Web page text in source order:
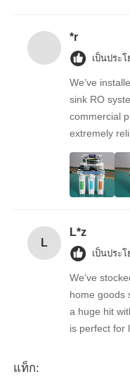
ตัวยึด RO*r
เป็นประ
We’ve
sink RO
commercial
extremely
the filters
quality
work with —
consistent.
happier with
L
L*z
เป็นประ
We’ve
home goods
a huge hit
is perfect for
แท็ก: